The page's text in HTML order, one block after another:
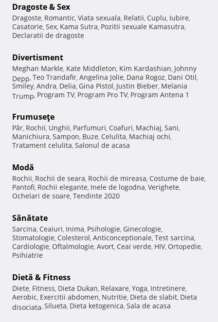
Dragoste & Sex
Dragoste, Romantic, Viata sexuala, Relatii, Cuplu, Iubire,
Casatorie, Sex, Kama Sutra, Pozitii sexuale Kamasutra,
Declaratii de dragoste
Divertisment
Meghan Markle, Kate Middleton, Kim Kardashian, Johnny
Depp, Teo Trandafir, Angelina Jolie, Dana Rogoz, Dani Otil,
Smiley, Andra, Delia, Gina Pistol, Justin Bieber, Melania
Trump, Program TV, Program Pro TV, Program Antena 1
Frumuseţe
Păr, Rochii, Unghii, Parfumuri, Coafuri, Machiaj, Sani,
Manichiura, Sampon, Buze, Celulita, Machiaj ochi,
Tratament celulita, Salonul de acasa
Modă
Rochii, Rochii de seara, Rochii de mireasa, Costume de baie,
Pantofi, Rochii elegante, Inele de logodna, Verighete,
Ochelari de soare, Tendinte 2020
Sănătate
Sarcina, Ceaiuri, Inima, Psihologie, Ginecologie,
Stomatologie, Colesterol, Anticonceptionale, Test sarcina,
Cardiologie, Oftalmologie, Avort, Ceai verde, HIV, Ortopedie,
Psihiatrie
Dietă & Fitness
Diete, Fitness, Dieta Dukan, Relaxare, Yoga, Intretinere,
Aerobic, Exercitii abdomen, Nutritie, Dieta de slabit, Dieta
disociata, Silueta, Dieta ketogenica, Sala de acasa